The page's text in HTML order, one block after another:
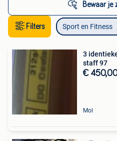
Bewaar je
Filters Sport en Fitness
3
staff 97
€
Mol